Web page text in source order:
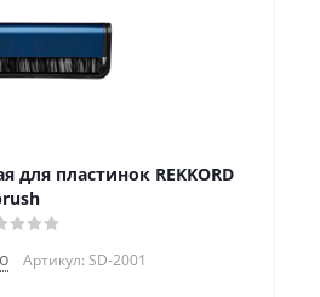
для пластинок REKKORD
Артикул: SD-2001